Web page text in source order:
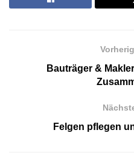
Bauträger &
Felgen pflegen